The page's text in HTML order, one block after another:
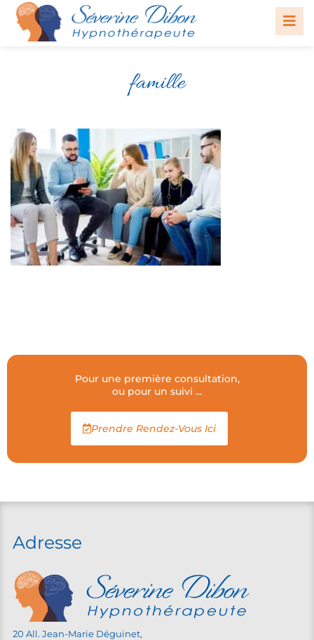
famille
Pour une première consultation,
ou pour un suivi ...
Prendre Rendez-Vous Ici
Adresse
20 All. Jean-Marie Déguinet,